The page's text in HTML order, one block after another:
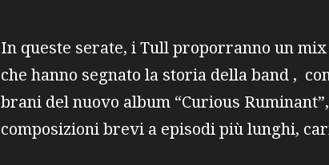
In queste serate, i Tull proporranno un
che hanno segnato la storia della band ,
brani del nuovo album “Curious
composizioni brevi a episodi più lunghi,